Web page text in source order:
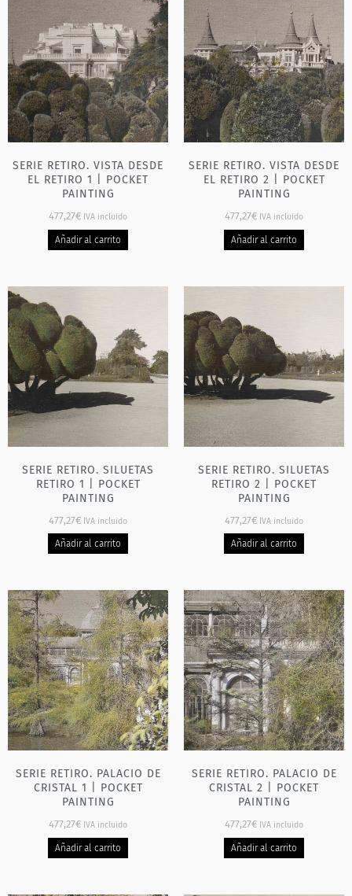
SERIE RETIRO. VISTA DESDE
EL RETIRO 1 | POCKET
PAINTING
477,27€ IVA incluido
Añadir al carrito
SERIE RETIRO. VISTA DESDE
EL RETIRO 2 | POCKET
PAINTING
477,27€ IVA incluido
Añadir al carrito
SERIE RETIRO. SILUETAS
RETIRO 1 | POCKET
PAINTING
477,27€ IVA incluido
Añadir al carrito
SERIE RETIRO. SILUETAS
RETIRO 2 | POCKET
PAINTING
477,27€ IVA incluido
Añadir al carrito
SERIE RETIRO. PALACIO DE
CRISTAL 1 | POCKET
PAINTING
477,27€ IVA incluido
Añadir al carrito
SERIE RETIRO. PALACIO DE
CRISTAL 2 | POCKET
PAINTING
477,27€ IVA incluido
Añadir al carrito